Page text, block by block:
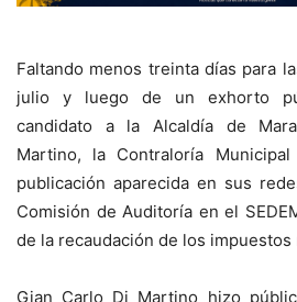
Faltando menos treinta días para
julio y luego de un exhorto
candidato a la Alcaldía de
Martino, la Contraloría
publicación aparecida en sus
Comisión de Auditoría en el
de la recaudación de los impuestos
Gian Carlo Di Martino hizo